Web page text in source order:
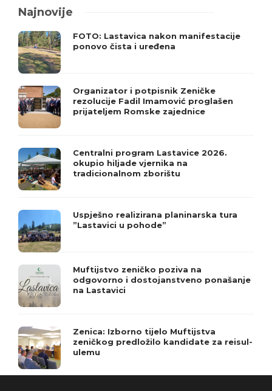
Najnovije
FOTO: Lastavica nakon manifestacije
ponovo čista i uređena
Organizator i potpisnik Zeničke
rezolucije Fadil Imamović proglašen
prijateljem Romske zajednice
Centralni program Lastavice 2026.
okupio hiljade vjernika na
tradicionalnom zborištu
Uspješno realizirana planinarska tura
”Lastavici u pohode”
Muftijstvo zeničko poziva na
odgovorno i dostojanstveno ponašanje
na Lastavici
Zenica: Izborno tijelo Muftijstva
zeničkog predložilo kandidate za reisul-
ulemu